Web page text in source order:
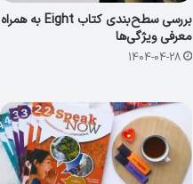
بررسی سطح‌بندی کتاب Eight به همراه
معرفی ویژگی‌ها
1404-04-28